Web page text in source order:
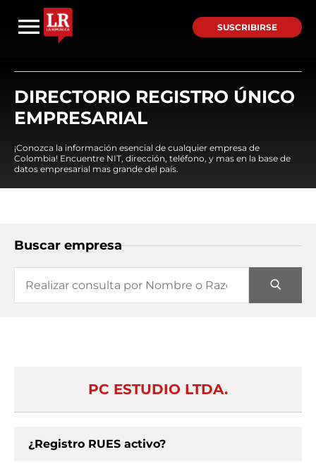
SUSCRIBIRSE
DIRECTORIO REGISTRO ÚNICO
EMPRESARIAL
¡Conozca la información esencial de cualquier empresa de
Colombia! Encuentre NIT, dirección, teléfono, y mas en la base de
datos empresarial mas grande del país.
Buscar empresa
PC ESTUDIO LTDA.
¿Registro RUES activo?